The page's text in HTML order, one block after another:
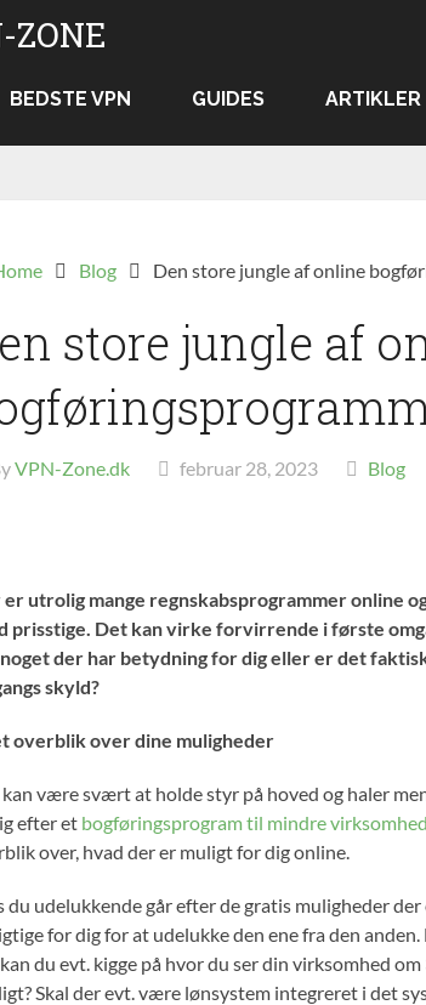
BEDSTE VPN
GUIDES ARTIKLER
Blog Den store jungle af online
store jungle af
VPN-Zone.dk februar 28, 2023 Blog
er utrolig mange regnskabsprogrammer online
prisstige. Det kan virke forvirrende i første
der har betydning for dig eller er det
skyld?
overblik over dine muligheder
være svært at holde styr på hoved og haler
efter et bogføringsprogram til mindre
over, hvad der er muligt for dig online.
du udelukkende går efter de gratis muligheder
for dig for at udelukke den ene fra den
du evt. kigge på hvor du ser din virksomhed
Skal der evt. være lønsystem integreret i det